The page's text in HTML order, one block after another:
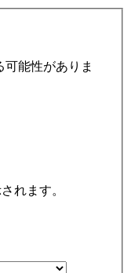
能性がありま
れます。